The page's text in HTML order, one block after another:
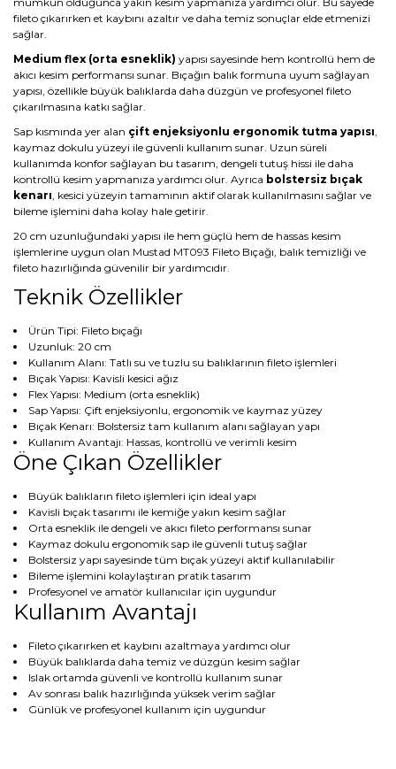
fileto çıkarırken et kaybını azaltır ve daha temiz sonuçlar elde etmenizi
sağlar.
Medium flex (orta esneklik) yapısı sayesinde hem kontrollü hem de
akıcı kesim performansı sunar. Bıçağın balık formuna uyum sağlayan
yapısı, özellikle büyük balıklarda daha düzgün ve profesyonel fileto
çıkarılmasına katkı sağlar.
Sap kısmında yer alan çift enjeksiyonlu ergonomik tutma yapısı,
kaymaz dokulu yüzeyi ile güvenli kullanım sunar. Uzun süreli
kullanımda konfor sağlayan bu tasarım, dengeli tutuş hissi ile daha
kontrollü kesim yapmanıza yardımcı olur. Ayrıca bolstersiz bıçak
kenarı, kesici yüzeyin tamamının aktif olarak kullanılmasını sağlar ve
bileme işlemini daha kolay hale getirir.
20 cm uzunluğundaki yapısı ile hem güçlü hem de hassas kesim
işlemlerine uygun olan Mustad MT093 Fileto Bıçağı, balık temizliği ve
fileto hazırlığında güvenilir bir yardımcıdır.
Teknik Özellikler
Ürün Tipi: Fileto bıçağı
Uzunluk: 20 cm
Kullanım Alanı: Tatlı su ve tuzlu su balıklarının fileto işlemleri
Bıçak Yapısı: Kavisli kesici ağız
Flex Yapısı: Medium (orta esneklik)
Sap Yapısı: Çift enjeksiyonlu, ergonomik ve kaymaz yüzey
Bıçak Kenarı: Bolstersiz tam kullanım alanı sağlayan yapı
Kullanım Avantajı: Hassas, kontrollü ve verimli kesim
Öne Çıkan Özellikler
Büyük balıkların fileto işlemleri için ideal yapı
Kavisli bıçak tasarımı ile kemiğe yakın kesim sağlar
Orta esneklik ile dengeli ve akıcı fileto performansı sunar
Kaymaz dokulu ergonomik sap ile güvenli tutuş sağlar
Bolstersiz yapı sayesinde tüm bıçak yüzeyi aktif kullanılabilir
Bileme işlemini kolaylaştıran pratik tasarım
Profesyonel ve amatör kullanıcılar için uygundur
Kullanım Avantajı
Fileto çıkarırken et kaybını azaltmaya yardımcı olur
Büyük balıklarda daha temiz ve düzgün kesim sağlar
Islak ortamda güvenli ve kontrollü kullanım sunar
Av sonrası balık hazırlığında yüksek verim sağlar
Günlük ve profesyonel kullanım için uygundur